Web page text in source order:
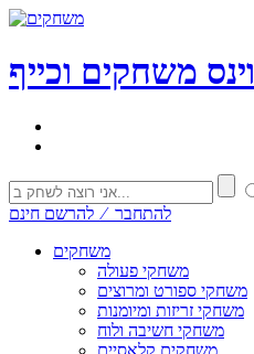
וינס משחקים וכייף
להתחבר ⁄ להרשם חינם
משחקים
משחקי פעולה
משחקי ספורט ומרוצים
משחקי זריזות ומיומנות
משחקי חשיבה ולוח
משחקים קלאסיים